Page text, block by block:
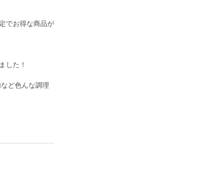
でお得な商品が
した！
ど色んな調理